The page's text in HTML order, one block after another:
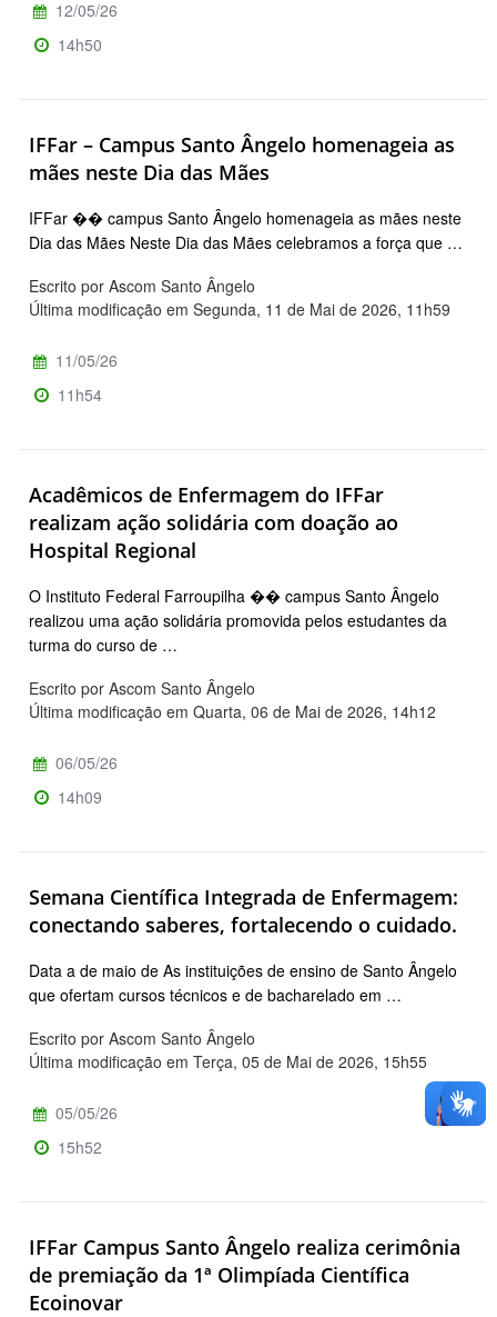
12/05/26
14h50
IFFar – Campus Santo Ângelo homenageia as
mães neste Dia das Mães
IFFar �� campus Santo Ângelo homenageia as mães neste
Dia das Mães Neste Dia das Mães celebramos a força que …
Escrito por Ascom Santo Ângelo
Última modificação em Segunda, 11 de Mai de 2026, 11h59
11/05/26
11h54
Acadêmicos de Enfermagem do IFFar
realizam ação solidária com doação ao
Hospital Regional
O Instituto Federal Farroupilha �� campus Santo Ângelo
realizou uma ação solidária promovida pelos estudantes da
turma do curso de …
Escrito por Ascom Santo Ângelo
Última modificação em Quarta, 06 de Mai de 2026, 14h12
06/05/26
14h09
Semana Científica Integrada de Enfermagem:
conectando saberes, fortalecendo o cuidado.
Data a de maio de As instituições de ensino de Santo Ângelo
que ofertam cursos técnicos e de bacharelado em …
Escrito por Ascom Santo Ângelo
Última modificação em Terça, 05 de Mai de 2026, 15h55
05/05/26
15h52
IFFar Campus Santo Ângelo realiza cerimônia
de premiação da 1ª Olimpíada Científica
Ecoinovar